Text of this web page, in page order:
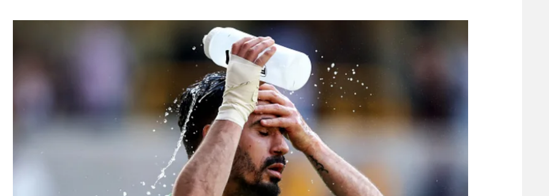
תקנון עבור פעילות אלקטרה
תנאי שימוש
מדיניות פרטיות
הפועל תל אביב
הפועל חיפה
הפועל באר שבע
מכבי נתניה
בני יהודה
ליגה סינית